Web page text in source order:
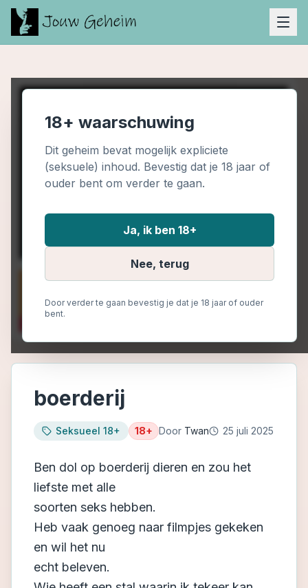
18+ waarschuwing
Dit geheim bevat mogelijk expliciete
(seksuele) inhoud. Bevestig dat je 18 jaar of
ouder bent om verder te gaan.
Ja, ik ben 18+
Nee, terug
Door verder te gaan bevestig je dat je 18 jaar of ouder
bent.
boerderij
Seksueel 18+ 18+ Door Twan 25 juli 2025
Ben dol op boerderij dieren en zou het
liefste met alle
soorten seks hebben.
Heb vaak genoeg naar filmpjes gekeken
en wil het nu
echt beleven.